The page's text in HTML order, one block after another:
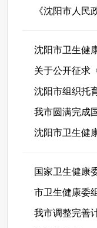
沈阳市卫生健
沈阳市组织托
我市圆满完成
沈阳市卫生健
国家卫生健康
市卫生健康委
我市调整完善